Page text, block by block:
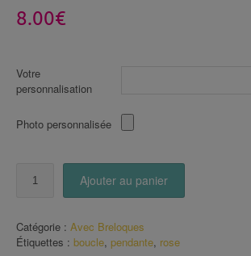
8.00€
Votre
personnalisation
Photo personnalisée
Fleurs
Roses
Ajouter au panier
Catégorie : Avec Breloques
Étiquettes : boucle, pendante, rose